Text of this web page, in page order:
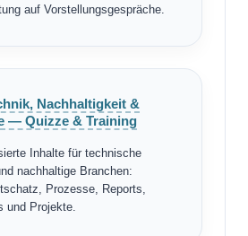
auf Vorstellungsgespräche.
Nachhaltigkeit &
— Quizze & Training
Inhalte für technische
nachhaltige Branchen:
Prozesse, Reports,
und Projekte.